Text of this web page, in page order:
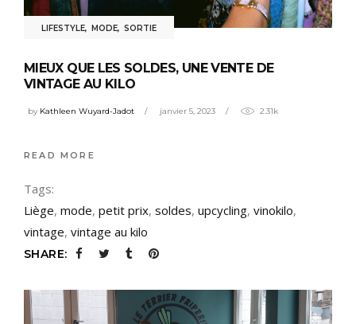
LIFESTYLE, MODE, SORTIE
MIEUX QUE LES SOLDES, UNE VENTE DE
VINTAGE AU KILO
by Kathleen Wuyard-Jadot janvier 5, 2023 2.31k
READ MORE
Tags:
Liège, mode, petit prix, soldes, upcycling, vinokilo,
vintage, vintage au kilo
SHARE: